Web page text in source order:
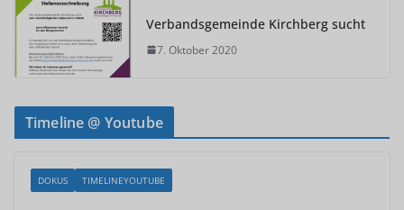
Verbandsgemeinde Kirchberg sucht
7. Oktober 2020
Timeline @ Youtube
DOKUS TIMELINEYOUTUBE